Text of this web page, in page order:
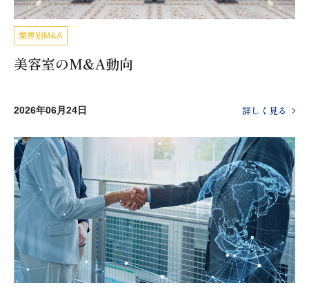
業界別M&A
美容室のM&A動向
2026年06月24日 詳しく見る